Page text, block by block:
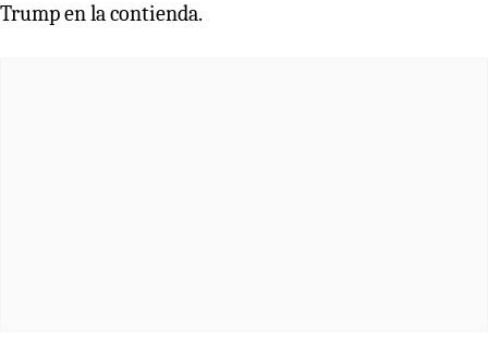
Trump en la contienda.